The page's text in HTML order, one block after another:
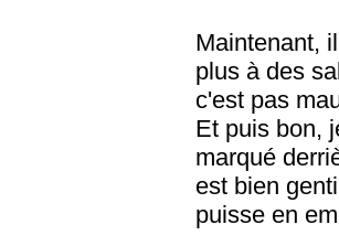
Maintenant,
plus à des
c'est pas
Et puis bon,
marqué
est bien
puisse en